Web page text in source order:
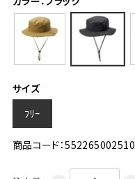
サイズ
ﾌﾘｰ
商品コード：552265002510